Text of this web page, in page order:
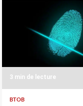
3 min de lecture
BTOB